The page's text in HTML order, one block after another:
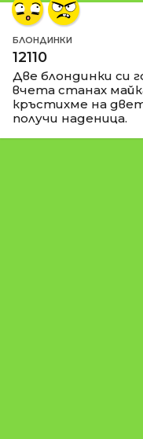
БЛОНДИНКИ
12110
Две блондинки си
вчета станах
кръстихме на
получи наденица.